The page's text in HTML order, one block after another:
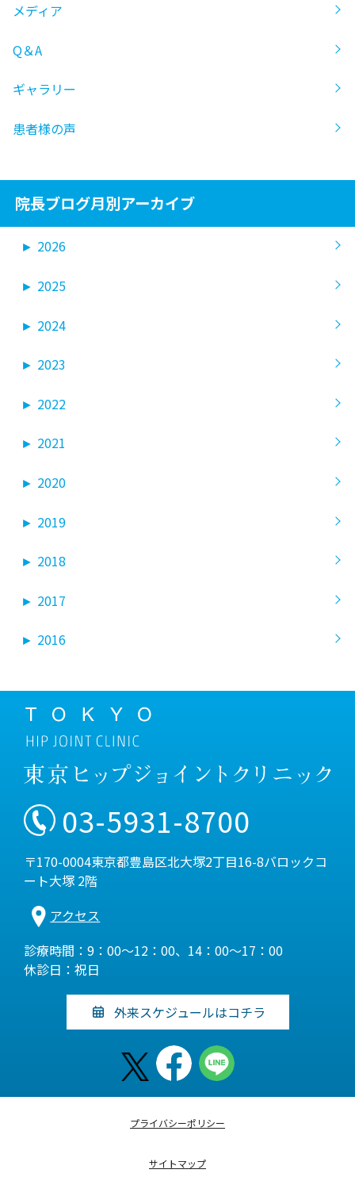
メディア
Q＆A
ギャラリー
患者様の声
院長ブログ月別アーカイブ
► 2026
► 2025
► 2024
► 2023
► 2022
► 2021
► 2020
► 2019
► 2018
► 2017
► 2016
03-5931-8700
〒170-0004東京都豊島区北大塚2丁目16-8バロックコ
ート大塚 2階
アクセス
診療時間：9：00～12：00、14：00～17：00
休診日：祝日
外来スケジュールはコチラ
プライバシーポリシー
サイトマップ